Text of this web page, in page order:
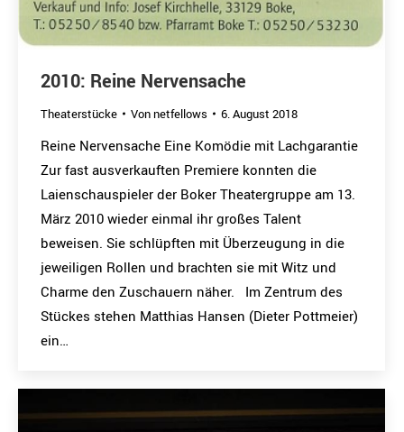
2010: Reine Nervensache
Theaterstücke Vonnetfellows 6. August 2018
Reine Nervensache Eine Komödie mit Lachgarantie
Zur fast ausverkauften Premiere konnten die
Laienschauspieler der Boker Theatergruppe am 13.
März 2010 wieder einmal ihr großes Talent
beweisen. Sie schlüpften mit Überzeugung in die
jeweiligen Rollen und brachten sie mit Witz und
Charme den Zuschauern näher. Im Zentrum des
Stückes stehen Matthias Hansen (Dieter Pottmeier)
ein…